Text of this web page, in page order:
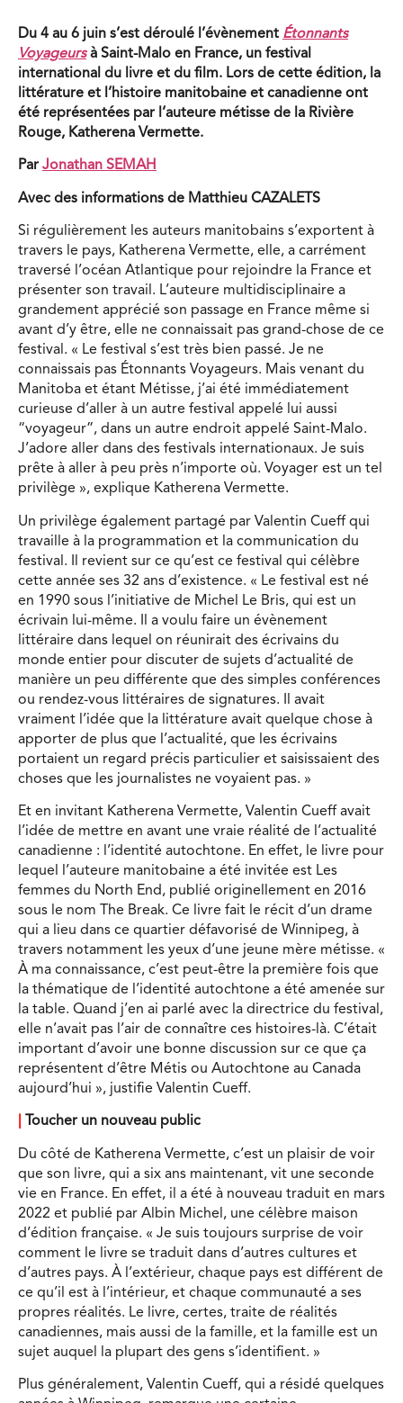
Du 4 au 6 juin s’est déroulé l’évènement Étonnants
Voyageursà Saint-Malo en France, un festival
international du livre et du film. Lors de cette édition, la
littérature et l’histoire manitobaine et canadienne ont
été représentées par l’auteure métisse de la Rivière
Rouge, Katherena Vermette.
Par Jonathan SEMAH
Avec des informations de Matthieu CAZALETS
Si régulièrement les auteurs manitobains s’exportent à
travers le pays, Katherena Vermette, elle, a carrément
traversé l’océan Atlantique pour rejoindre la France et
présenter son travail. L’auteure multidisciplinaire a
grandement apprécié son passage en France même si
avant d’y être, elle ne connaissait pas grand-chose de ce
festival. « Le festival s’est très bien passé. Je ne
connaissais pas Étonnants Voyageurs. Mais venant du
Manitoba et étant Métisse, j’ai été immédiatement
curieuse d’aller à un autre festival appelé lui aussi
“voyageur”, dans un autre endroit appelé Saint-Malo.
J’adore aller dans des festivals internationaux. Je suis
prête à aller à peu près n’importe où. Voyager est un tel
privilège », explique Katherena Vermette.
Un privilège également partagé par Valentin Cueff qui
travaille à la programmation et la communication du
festival. Il revient sur ce qu’est ce festival qui célèbre
cette année ses 32 ans d’existence. « Le festival est né
en 1990 sous l’initiative de Michel Le Bris, qui est un
écrivain lui-même. Il a voulu faire un évènement
littéraire dans lequel on réunirait des écrivains du
monde entier pour discuter de sujets d’actualité de
manière un peu différente que des simples conférences
ou rendez-vous littéraires de signatures. Il avait
vraiment l’idée que la littérature avait quelque chose à
apporter de plus que l’actualité, que les écrivains
portaient un regard précis particulier et saisissaient des
choses que les journalistes ne voyaient pas. »
Et en invitant Katherena Vermette, Valentin Cueff avait
l’idée de mettre en avant une vraie réalité de l’actualité
canadienne : l’identité autochtone. En effet, le livre pour
lequel l’auteure manitobaine a été invitée est Les
femmes du North End, publié originellement en 2016
sous le nom The Break. Ce livre fait le récit d’un drame
qui a lieu dans ce quartier défavorisé de Winnipeg, à
travers notamment les yeux d’une jeune mère métisse. «
À ma connaissance, c’est peut-être la première fois que
la thématique de l’identité autochtone a été amenée sur
la table. Quand j’en ai parlé avec la directrice du festival,
elle n’avait pas l’air de connaître ces histoires-là. C’était
important d’avoir une bonne discussion sur ce que ça
représentent d’être Métis ou Autochtone au Canada
aujourd’hui », justifie Valentin Cueff.
Toucher un nouveau public
Du côté de Katherena Vermette, c’est un plaisir de voir
que son livre, qui a six ans maintenant, vit une seconde
vie en France. En effet, il a été à nouveau traduit en mars
2022 et publié par Albin Michel, une célèbre maison
d’édition française. « Je suis toujours surprise de voir
comment le livre se traduit dans d’autres cultures et
d’autres pays. À l’extérieur, chaque pays est différent de
ce qu’il est à l’intérieur, et chaque communauté a ses
propres réalités. Le livre, certes, traite de réalités
canadiennes, mais aussi de la famille, et la famille est un
sujet auquel la plupart des gens s’identifient. »
Plus généralement, Valentin Cueff, qui a résidé quelques